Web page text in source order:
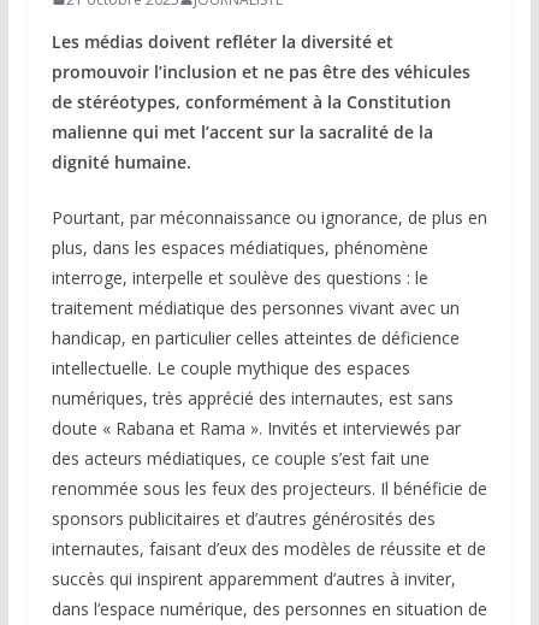
Les médias doivent refléter la diversité et
promouvoir l’inclusion et ne pas être des véhicules
de stéréotypes, conformément à la Constitution
malienne qui met l’accent sur la sacralité de la
dignité humaine.
Pourtant, par méconnaissance ou ignorance, de plus en
plus, dans les espaces médiatiques, phénomène
interroge, interpelle et soulève des questions : le
traitement médiatique des personnes vivant avec un
handicap, en particulier celles atteintes de déficience
intellectuelle. Le couple mythique des espaces
numériques, très apprécié des internautes, est sans
doute « Rabana et Rama ». Invités et interviewés par
des acteurs médiatiques, ce couple s’est fait une
renommée sous les feux des projecteurs. Il bénéficie de
sponsors publicitaires et d’autres générosités des
internautes, faisant d’eux des modèles de réussite et de
succès qui inspirent apparemment d’autres à inviter,
dans l’espace numérique, des personnes en situation de